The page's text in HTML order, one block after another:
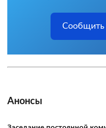
Сообщить
Анонсы